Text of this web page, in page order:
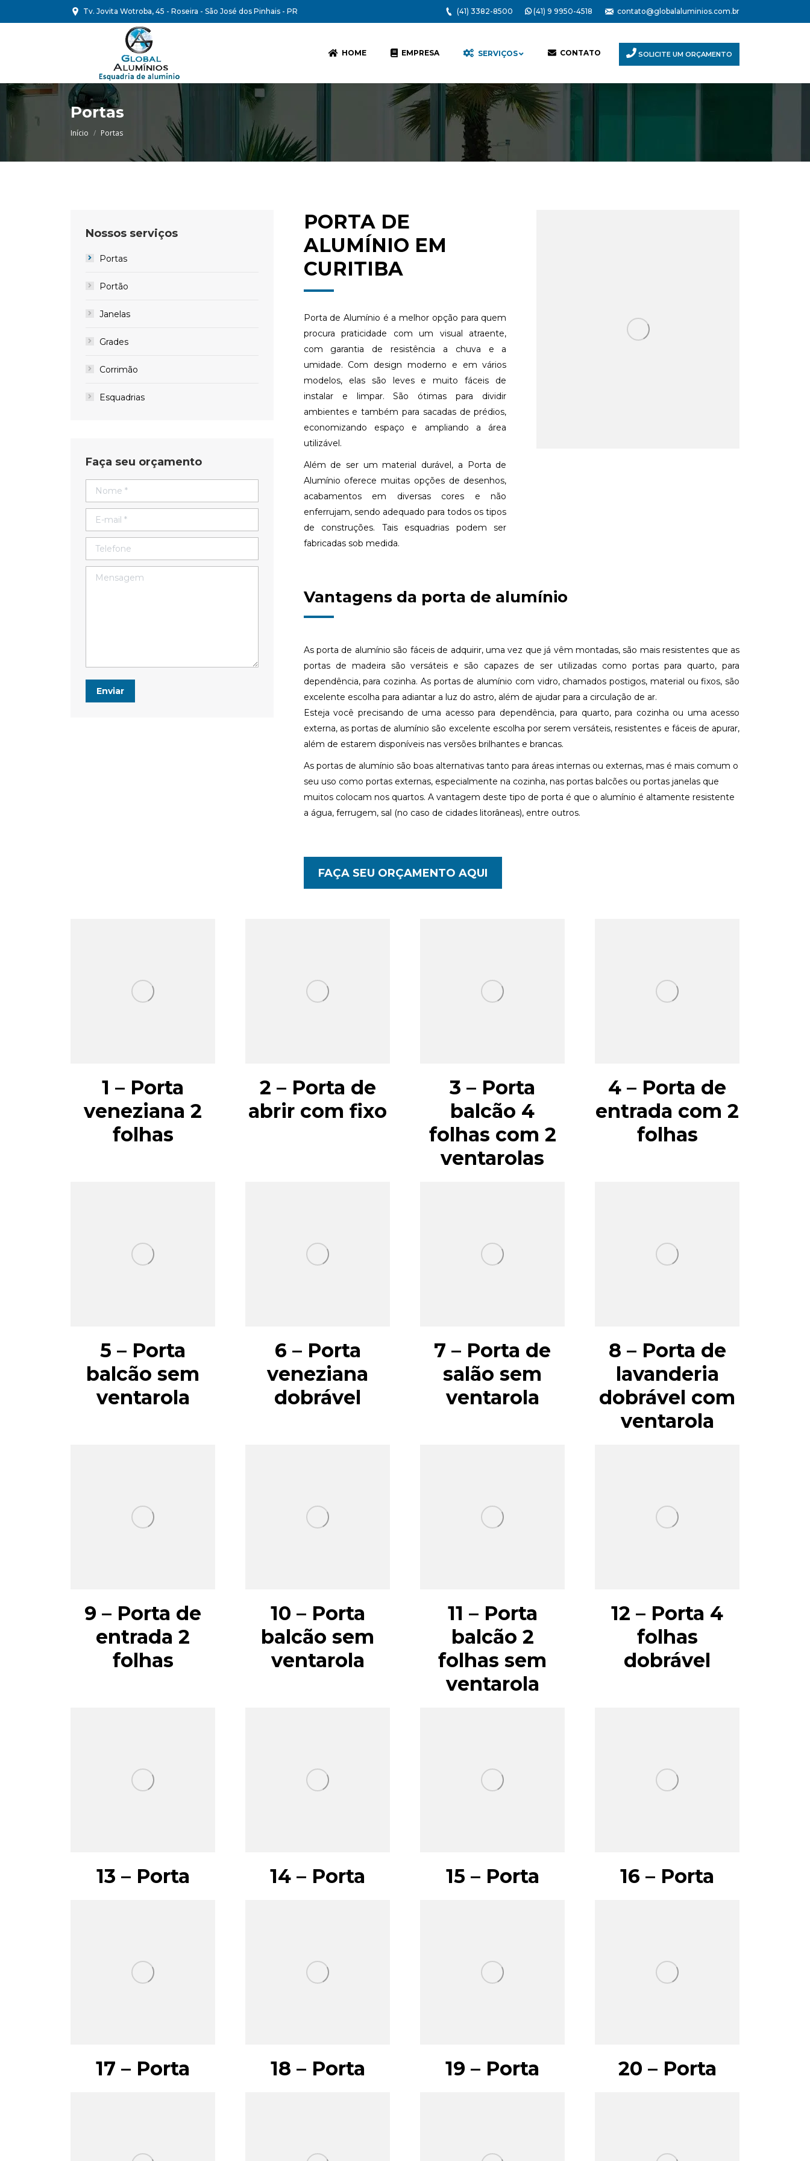
Tv. Jovita Wotroba, 45 - Roseira - São José dos Pinhais - PR (41) 3382-8500 (41) 9 9950-4518 contato@globalaluminios.com.br
HOME EMPRESA SERVIÇOS CONTATO SOLICITE UM ORÇAMENTO
Portas
Você está aqui:
Início Portas
Nossos serviços
Portas
Portão
Janelas
Grades
Corrimão
Esquadrias
Faça seu orçamento
Nome *
E-mail *
Telefone
Mensagem
Enviar
PORTA DE
ALUMÍNIO EM
CURITIBA
Porta de Alumínio é a melhor opção para quem
procura praticidade com um visual atraente,
com garantia de resistência a chuva e a
umidade. Com design moderno e em vários
modelos, elas são leves e muito fáceis de
instalar e limpar. São ótimas para dividir
ambientes e também para sacadas de prédios,
economizando espaço e ampliando a área
utilizável.
Além de ser um material durável, a Porta de
Alumínio oferece muitas opções de desenhos,
acabamentos em diversas cores e não
enferrujam, sendo adequado para todos os tipos
de construções. Tais esquadrias podem ser
fabricadas sob medida.
Vantagens da porta de alumínio
As porta de alumínio são fáceis de adquirir, uma vez que já vêm montadas, são mais resistentes que as
portas de madeira são versáteis e são capazes de ser utilizadas como portas para quarto, para
dependência, para cozinha. As portas de alumínio com vidro, chamados postigos, material ou fixos, são
excelente escolha para adiantar a luz do astro, além de ajudar para a circulação de ar.
Esteja você precisando de uma acesso para dependência, para quarto, para cozinha ou uma acesso
externa, as portas de alumínio são excelente escolha por serem versáteis, resistentes e fáceis de apurar,
além de estarem disponíveis nas versões brilhantes e brancas.
As portas de alumínio são boas alternativas tanto para áreas internas ou externas, mas é mais comum o
seu uso como portas externas, especialmente na cozinha, nas portas balcões ou portas janelas que
muitos colocam nos quartos. A vantagem deste tipo de porta é que o alumínio é altamente resistente
a água, ferrugem, sal (no caso de cidades litorâneas), entre outros.
FAÇA SEU ORÇAMENTO AQUI
1 – Porta
veneziana 2
folhas
2 – Porta de
abrir com fixo
3 – Porta
balcão 4
folhas com 2
ventarolas
4 – Porta de
entrada com 2
folhas
5 – Porta
balcão sem
ventarola
6 – Porta
veneziana
dobrável
7 – Porta de
salão sem
ventarola
8 – Porta de
lavanderia
dobrável com
ventarola
9 – Porta de
entrada 2
folhas
10 – Porta
balcão sem
ventarola
11 – Porta
balcão 2
folhas sem
ventarola
12 – Porta 4
folhas
dobrável
13 – Porta 14 – Porta 15 – Porta 16 – Porta
17 – Porta 18 – Porta 19 – Porta 20 – Porta